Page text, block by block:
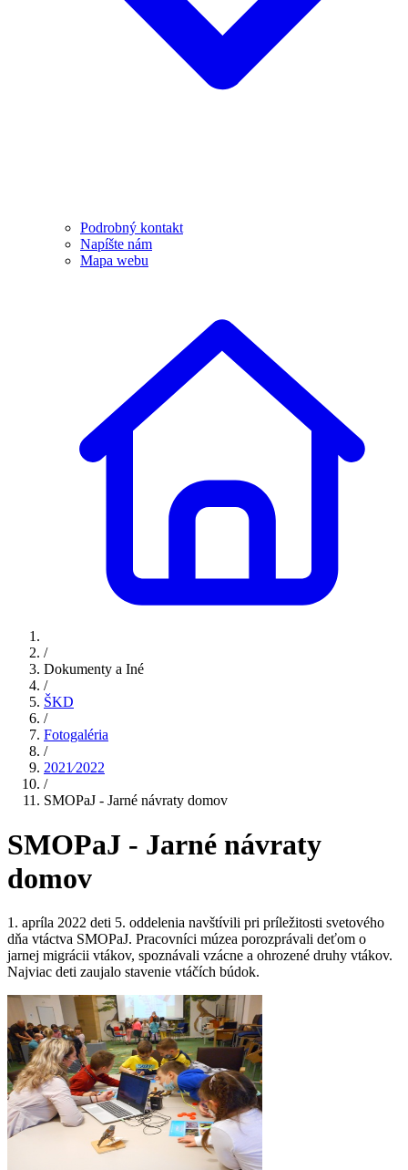
Podrobný kontakt
Napíšte nám
Mapa webu
/
Dokumenty a Iné
/
ŠKD
/
Fotogaléria
/
2021⁄2022
/
SMOPaJ - Jarné návraty domov
SMOPaJ - Jarné návraty
domov
1. apríla 2022 deti 5. oddelenia navštívili pri príležitosti svetového
dňa vtáctva SMOPaJ. Pracovníci múzea porozprávali deťom o
jarnej migrácii vtákov, spoznávali vzácne a ohrozené druhy vtákov.
Najviac deti zaujalo stavenie vtáčích búdok.